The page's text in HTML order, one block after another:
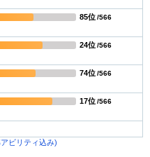
85位 /566
24位 /566
74位 /566
17位 /566
ビリティ込み)